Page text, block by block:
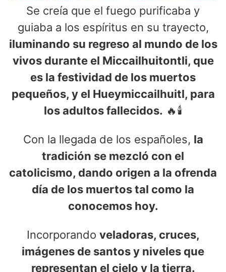
Se creía que el fuego purificaba y
guiaba a los espíritus en su trayecto,
iluminando su regreso al mundo de los
vivos durante el Miccailhuitontli, que
es la festividad de los muertos
pequeños, y el Hueymiccailhuitl, para
los adultos fallecidos. 🔥🕯️
Con la llegada de los españoles, la
tradición se mezcló con el
catolicismo, dando origen a la ofrenda
día de los muertos tal como la
conocemos hoy.
Incorporando veladoras, cruces,
imágenes de santos y niveles que
representan el cielo y la tierra.